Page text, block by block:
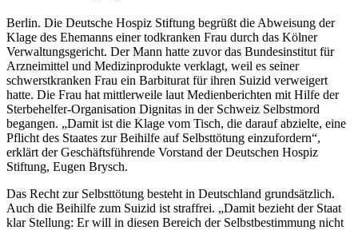
Berlin. Die Deutsche Hospiz Stiftung begrüßt die Abweisung der
Klage des Ehemanns einer todkranken Frau durch das Kölner
Verwaltungsgericht. Der Mann hatte zuvor das Bundesinstitut für
Arzneimittel und Medizinprodukte verklagt, weil es seiner
schwerstkranken Frau ein Barbiturat für ihren Suizid verweigert
hatte. Die Frau hat mittlerweile laut Medienberichten mit Hilfe der
Sterbehelfer-Organisation Dignitas in der Schweiz Selbstmord
begangen. „Damit ist die Klage vom Tisch, die darauf abzielte, eine
Pflicht des Staates zur Beihilfe auf Selbsttötung einzufordern“,
erklärt der Geschäftsführende Vorstand der Deutschen Hospiz
Stiftung, Eugen Brysch.
Das Recht zur Selbsttötung besteht in Deutschland grundsätzlich.
Auch die Beihilfe zum Suizid ist straffrei. „Damit bezieht der Staat
klar Stellung: Er will in diesen Bereich der Selbstbestimmung nicht